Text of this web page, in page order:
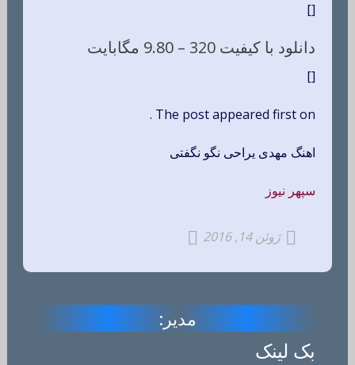
[]
دانلود با کیفیت 320 – 9.80 مگابایت
[]
The post appeared first on .
اهنگ مهدی یراحی نگو نگفتی
سپهر نیوز
ژوئن 14, 2016
مدیر:
بک لینک